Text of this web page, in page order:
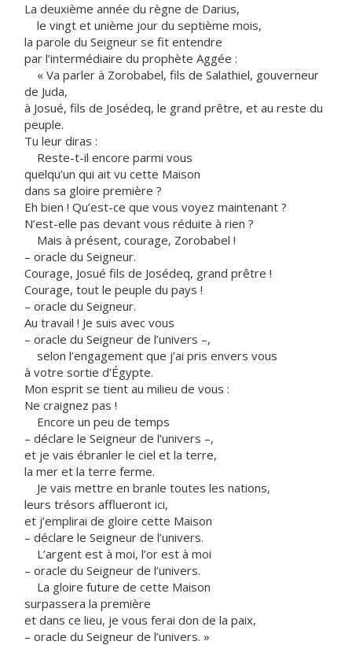
La deuxième année du règne de Darius,
le vingt et unième jour du septième mois,
la parole du Seigneur se fit entendre
par l’intermédiaire du prophète Aggée :
« Va parler à Zorobabel, fils de Salathiel, gouverneur
de Juda,
à Josué, fils de Josédeq, le grand prêtre, et au reste du
peuple.
Tu leur diras :
Reste-t-il encore parmi vous
quelqu’un qui ait vu cette Maison
dans sa gloire première ?
Eh bien ! Qu’est-ce que vous voyez maintenant ?
N’est-elle pas devant vous réduite à rien ?
Mais à présent, courage, Zorobabel !
– oracle du Seigneur.
Courage, Josué fils de Josédeq, grand prêtre !
Courage, tout le peuple du pays !
– oracle du Seigneur.
Au travail ! Je suis avec vous
– oracle du Seigneur de l’univers –,
selon l’engagement que j’ai pris envers vous
à votre sortie d’Égypte.
Mon esprit se tient au milieu de vous :
Ne craignez pas !
Encore un peu de temps
– déclare le Seigneur de l’univers –,
et je vais ébranler le ciel et la terre,
la mer et la terre ferme.
Je vais mettre en branle toutes les nations,
leurs trésors afflueront ici,
et j’emplirai de gloire cette Maison
– déclare le Seigneur de l’univers.
L’argent est à moi, l’or est à moi
– oracle du Seigneur de l’univers.
La gloire future de cette Maison
surpassera la première
et dans ce lieu, je vous ferai don de la paix,
– oracle du Seigneur de l’univers. »